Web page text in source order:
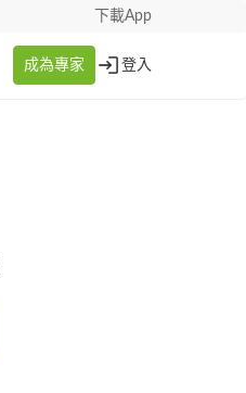
下載App
成為專家 登入